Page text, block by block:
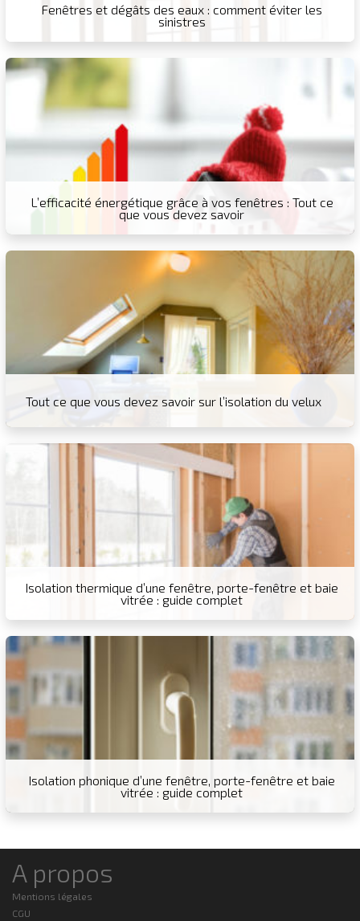
Fenêtres et dégâts des eaux : comment éviter les
sinistres
L’efficacité énergétique grâce à vos fenêtres : Tout ce
que vous devez savoir
Tout ce que vous devez savoir sur l’isolation du velux
Isolation thermique d’une fenêtre, porte-fenêtre et baie
vitrée : guide complet
Isolation phonique d’une fenêtre, porte-fenêtre et baie
vitrée : guide complet
A propos
Mentions légales
CGU